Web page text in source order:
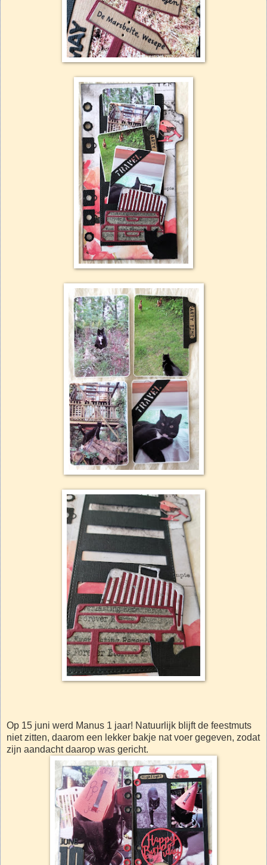
Op 15 juni werd Manus 1 jaar! Natuurlijk blijft de feestmuts
niet zitten, daarom een lekker bakje nat voer gegeven, zodat
zijn aandacht daarop was gericht.